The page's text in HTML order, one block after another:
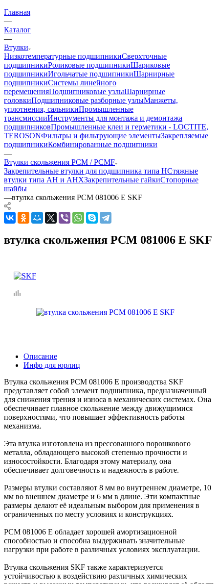
Главная
—
Каталог
—
Втулки
Низкотемпературные подшипникиСверхточные
подшипникиРоликовые подшипникиШариковые
подшипникиИгольчатые подшипникиШарнирные
подшипникиСистемы линейного
перемещенияПодшипниковые узлыШарнирные
головкиПодшипниковые разборные узлыМанжеты,
уплотнения, сальникиПромышленные
трансмиссииИнструменты для монтажа и демонтажа
подшипниковПромышленные клеи и герметики - LOCTITE,
TEROSONФильтры и фильтрующие элементыЗакрепляемые
подшипникиКомбинированные подшипники
—
Втулки скольжения PCM / PCMF
Закрепительные втулки для подшипника типа HСтяжные
втулки типа AH и AHXЗакрепительные гайкиСтопорные
шайбы
—втулка скольжения PCM 081006 E SKF
втулка скольжения PCM 081006 E SKF
Описание
Инфо для юрлиц
Втулка скольжения PCM 081006 E производства SKF
представляет собой элемент подшипника, предназначенный
для снижения трения и износа в механических системах. Она
обеспечивает плавное скольжение между движущимися
поверхностями, что повышает эффективность работы
механизма.
Эта втулка изготовлена из прессованного порошкового
металла, обладающего высокой степенью прочности и
износостойкости. Благодаря этому материалу, она
обеспечивает долговечность и надежность в работе.
Размеры втулки составляют 8 мм во внутреннем диаметре, 10
мм во внешнем диаметре и 6 мм в длине. Эти компактные
размеры делают её идеальным выбором для применения в
ограниченных по месту условиях и конструкциях.
PCM 081006 E обладает хорошей амортизационной
способностью и способна выдерживать значительные
нагрузки при работе в различных условиях эксплуатации.
Втулка скольжения SKF также характеризуется
устойчивостью к воздействию различных химических